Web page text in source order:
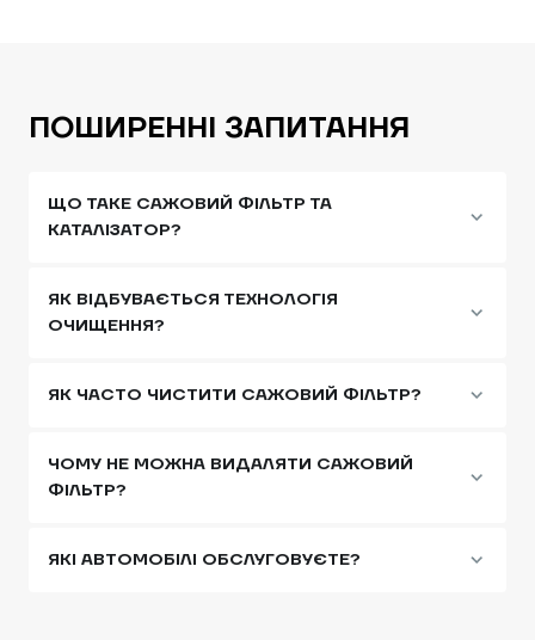
ПОШИРЕННІ ЗАПИТАННЯ
ЩО ТАКЕ САЖОВИЙ ФІЛЬТР ТА
КАТАЛІЗАТОР?
ЯК ВІДБУВАЄТЬСЯ ТЕХНОЛОГІЯ
ОЧИЩЕННЯ?
ЯК ЧАСТО ЧИСТИТИ САЖОВИЙ ФІЛЬТР?
ЧОМУ НЕ МОЖНА ВИДАЛЯТИ САЖОВИЙ
ФІЛЬТР?
ЯКІ АВТОМОБІЛІ ОБСЛУГОВУЄТЕ?